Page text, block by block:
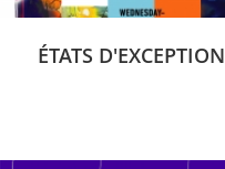
ÉTATS D'EXCEPTION